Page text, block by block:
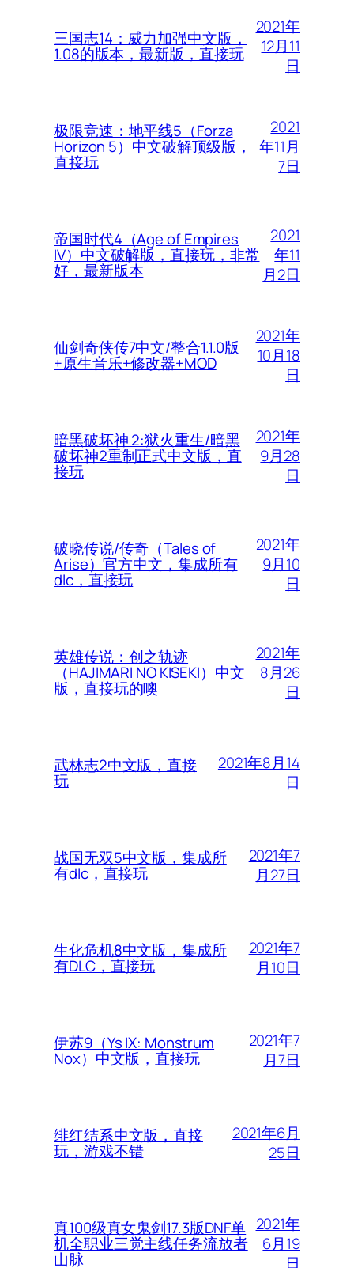
三国志14：威力加强中文版，
1.08的版本，最新版，直接玩
2021年
12月11
日
极限竞速：地平线5（Forza
Horizon 5）中文破解顶级版，
直接玩
2021
年11月
7日
帝国时代4（Age of Empires
IV）中文破解版，直接玩，非常
好，最新版本
2021
年11
月2日
仙剑奇侠传7中文/整合1.1.0版
+原生音乐+修改器+MOD
2021年
10月18
日
暗黑破坏神 2:狱火重生/暗黑
破坏神2重制正式中文版，直
接玩
2021年
9月28
日
破晓传说/传奇（Tales of
Arise）官方中文，集成所有
dlc，直接玩
2021年
9月10
日
英雄传说：创之轨迹
（HAJIMARI NO KISEKI）中文
版，直接玩的噢
2021年
8月26
日
武林志2中文版，直接
玩
2021年8月14
日
战国无双5中文版，集成所
有dlc，直接玩
2021年7
月27日
生化危机8中文版，集成所
有DLC，直接玩
2021年7
月10日
伊苏9（Ys IX: Monstrum
Nox）中文版，直接玩
2021年7
月7日
绯红结系中文版，直接
玩，游戏不错
2021年6月
25日
真100级真女鬼剑17.3版DNF单
机全职业三觉主线任务流放者
山脉
2021年
6月19
日